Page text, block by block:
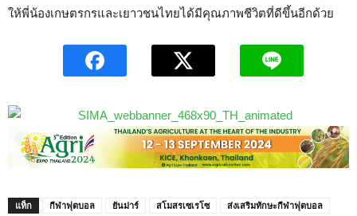
ให้พี่น้องเกษตรกรและเยาวชนไทยได้มีคุณภาพชีวิตที่ดีขึ้นอีกด้วย
แท็ก กีฬาฟุตบอล ยันม่าร์ สโมสรเซเรโซ
ส่งเสริมทักษะกีฬาฟุตบอล